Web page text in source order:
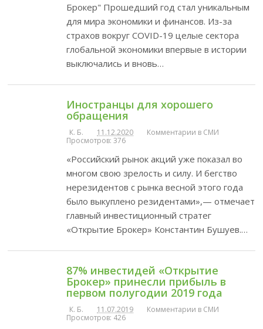
Брокер" Прошедший год стал уникальным
для мира экономики и финансов. Из-за
страхов вокруг COVID-19 целые сектора
глобальной экономики впервые в истории
выключались и вновь…
Иностранцы для хорошего
обращения
К. Б. 11.12.2020
Комментарии в СМИ
Просмотров: 376
«Российский рынок акций уже показал во
многом свою зрелость и силу. И бегство
нерезидентов с рынка весной этого года
было выкуплено резидентами»,— отмечает
главный инвестиционный стратег
«Открытие Брокер» Константин Бушуев.…
87% инвестидей «Открытие
Брокер» принесли прибыль в
первом полугодии 2019 года
К. Б. 11.07.2019
Комментарии в СМИ
Просмотров: 426